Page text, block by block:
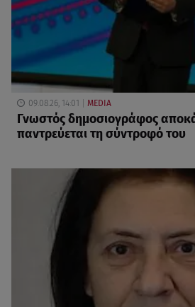
09.08.26, 14:01 MEDIA
Γνωστός δημοσιογράφος
παντρεύεται τη σύντροφό του